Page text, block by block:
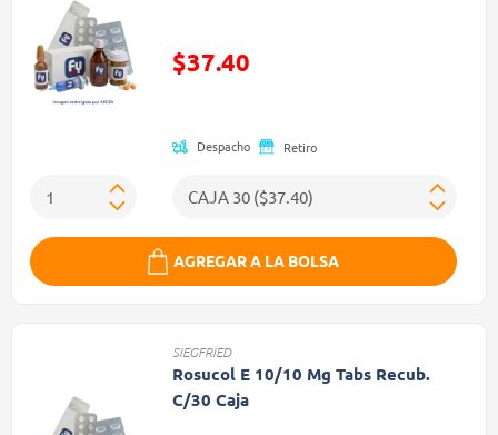
$37.40
Despacho Retiro
AGREGAR A LA BOLSA
SIEGFRIED
Rosucol E 10/10 Mg Tabs Recub.
C/30 Caja